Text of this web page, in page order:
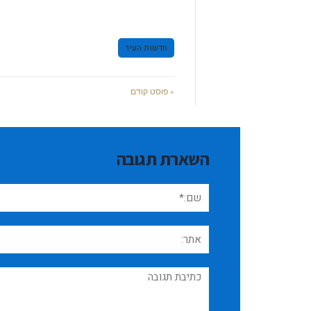
חדשות העיר
« פוסט קודם
השארת תגובה
שם:*
אתר:
תגובה